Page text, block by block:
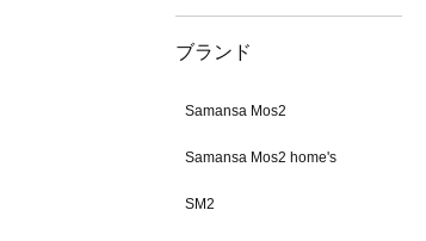
ブランド
Samansa Mos2
Samansa Mos2 home's
SM2